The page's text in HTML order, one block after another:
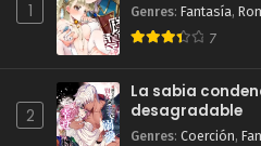
1 Genres: Fantasía,
7
2
La sabia
desagradable
Genres: Coerción,